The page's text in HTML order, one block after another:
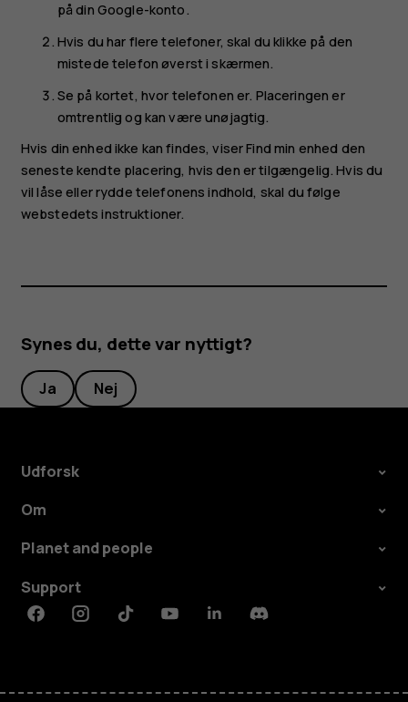
på din Google-konto.
Hvis du har flere telefoner, skal du klikke på den
mistede telefon øverst i skærmen.
Se på kortet, hvor telefonen er. Placeringen er
omtrentlig og kan være unøjagtig.
Hvis din enhed ikke kan findes, viser Find min enhed den
seneste kendte placering, hvis den er tilgængelig. Hvis du
vil låse eller rydde telefonens indhold, skal du følge
webstedets instruktioner.
Synes du, dette var nyttigt?
Ja Nej
Udforsk
Om
Planet and people
Support
FacebookInstagramTiktokYoutubeLinkedinDiscord